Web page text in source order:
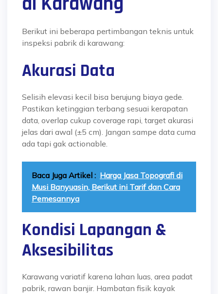
Berikut ini beberapa pertimbangan teknis untuk
inspeksi pabrik di karawang:
Akurasi Data
Selisih elevasi kecil bisa berujung biaya gede.
Pastikan ketinggian terbang sesuai kerapatan
data, overlap cukup coverage rapi, target akurasi
jelas dari awal (±5 cm). Jangan sampe data cuma
ada tapi gak actionable.
Baca Juga Artikel : Harga Jasa Topografi di
Musi Banyuasin, Berikut ini Tarif dan Cara
Pemesannya
Kondisi Lapangan &
Aksesibilitas
Karawang variatif karena lahan luas, area padat
pabrik, rawan banjir. Hambatan fisik kayak